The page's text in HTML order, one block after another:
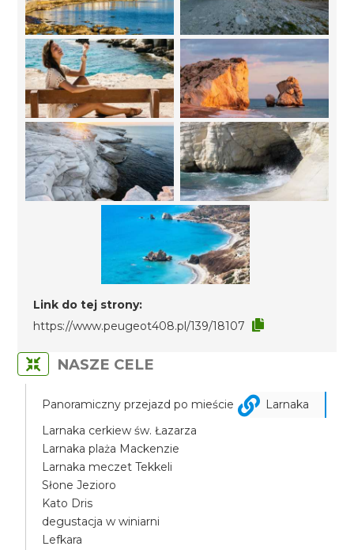
Link do tej strony:
https://www.peugeot408.pl/139/18107
NASZE CELE
Panoramiczny przejazd po mieście
Larnaka
Larnaka cerkiew św. Łazarza
Larnaka plaża Mackenzie
Larnaka meczet Tekkeli
Słone Jezioro
Kato Dris
degustacja w winiarni
Lefkara